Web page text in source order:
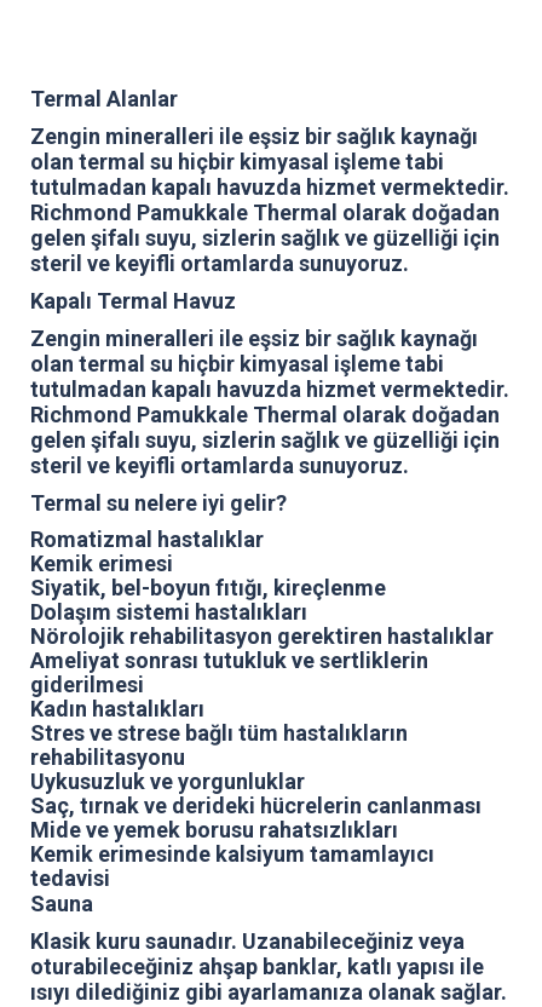
Termal Alanlar
Zengin mineralleri ile eşsiz bir sağlık kaynağı
olan termal su hiçbir kimyasal işleme tabi
tutulmadan kapalı havuzda hizmet vermektedir.
Richmond Pamukkale Thermal olarak doğadan
gelen şifalı suyu, sizlerin sağlık ve güzelliği için
steril ve keyifli ortamlarda sunuyoruz.
Kapalı Termal Havuz
Zengin mineralleri ile eşsiz bir sağlık kaynağı
olan termal su hiçbir kimyasal işleme tabi
tutulmadan kapalı havuzda hizmet vermektedir.
Richmond Pamukkale Thermal olarak doğadan
gelen şifalı suyu, sizlerin sağlık ve güzelliği için
steril ve keyifli ortamlarda sunuyoruz.
Termal su nelere iyi gelir?
Romatizmal hastalıklar
Kemik erimesi
Siyatik, bel-boyun fıtığı, kireçlenme
Dolaşım sistemi hastalıkları
Nörolojik rehabilitasyon gerektiren hastalıklar
Ameliyat sonrası tutukluk ve sertliklerin
giderilmesi
Kadın hastalıkları
Stres ve strese bağlı tüm hastalıkların
rehabilitasyonu
Uykusuzluk ve yorgunluklar
Saç, tırnak ve derideki hücrelerin canlanması
Mide ve yemek borusu rahatsızlıkları
Kemik erimesinde kalsiyum tamamlayıcı
tedavisi
Sauna
Klasik kuru saunadır. Uzanabileceğiniz veya
oturabileceğiniz ahşap banklar, katlı yapısı ile
ısıyı dilediğiniz gibi ayarlamanıza olanak sağlar.